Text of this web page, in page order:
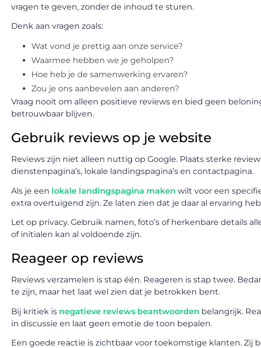
vragen te geven, zonder de inhoud te sturen.
Denk aan vragen zoals:
Wat vond je prettig aan onze service?
Waarmee hebben we je geholpen?
Hoe heb je de samenwerking ervaren?
Zou je ons aanbevelen aan anderen?
Vraag nooit om alleen positieve reviews en bied geen
betrouwbaar blijven.
Gebruik reviews op je website
Reviews zijn niet alleen nuttig op Google. Plaats sterke
dienstenpagina’s, lokale landingspagina’s en contactpagina.
Als je een lokale landingspagina maken wilt voor een
extra overtuigend zijn. Ze laten zien dat je daar al ervaring
Let op privacy. Gebruik namen, foto’s of herkenbare details
of initialen kan al voldoende zijn.
Reageer op reviews
Reviews verzamelen is stap één. Reageren is stap twee.
te zijn, maar het laat wel zien dat je betrokken bent.
Bij kritiek is negatieve reviews beantwoorden belangrijk.
in discussie en laat geen emotie de toon bepalen.
Een goede reactie is zichtbaar voor toekomstige klanten. Zij